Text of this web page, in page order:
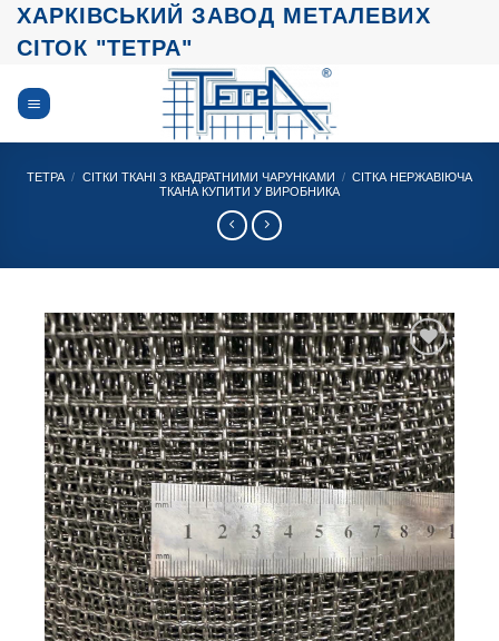
Skip
content
ХАРКІВСЬКИЙ ЗАВОД МЕТАЛЕВИХ
СІТОК "ТЕТРА"
ТЕТРА / СІТКИ ТКАНІ З КВАДРАТНИМИ ЧАРУНКАМИ / СІТКА НЕРЖАВІЮЧА
ТКАНА КУПИТИ У ВИРОБНИКА